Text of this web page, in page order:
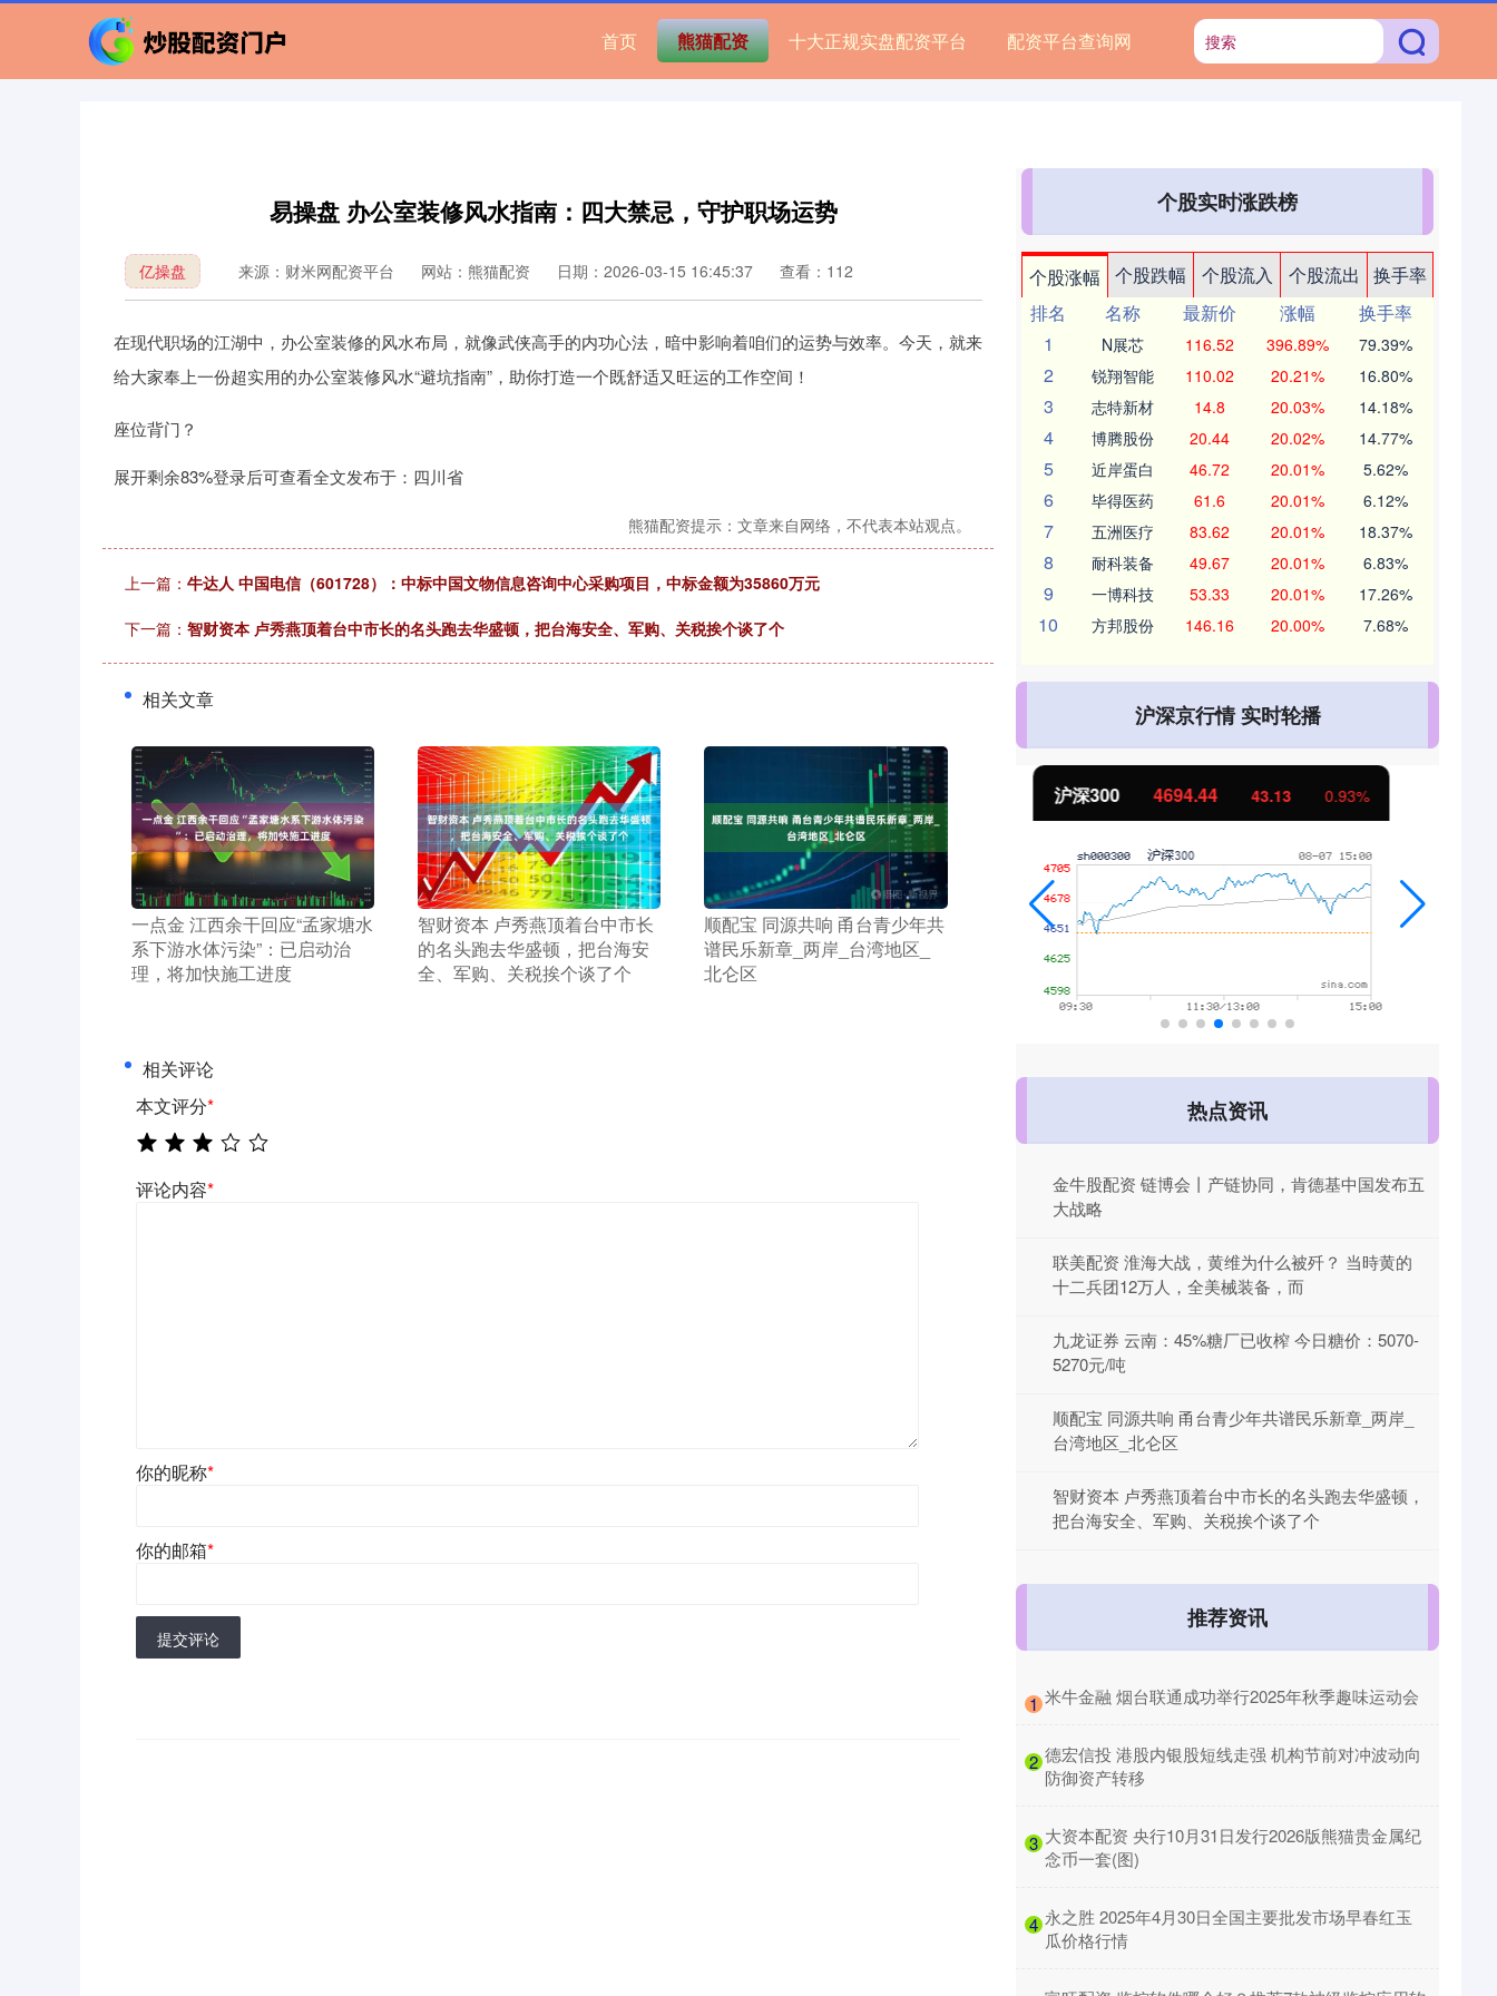
首页 熊猫配资 十大正规实盘配资平台 配资平台查询网
易操盘 办公室装修风水指南：四大禁忌，守护职场运势
亿操盘 来源：财米网配资平台 网站：熊猫配资 日期：2026-03-15 16:45:37 查看：112
在现代职场的江湖中，办公室装修的风水布局，就像武侠高手的内功心法，暗中影响着咱们的运势与效率。今天，就来
给大家奉上一份超实用的办公室装修风水“避坑指南”，助你打造一个既舒适又旺运的工作空间！
座位背门？
展开剩余83%登录后可查看全文发布于：四川省
熊猫配资提示：文章来自网络，不代表本站观点。
上一篇： 牛达人 中国电信（601728）：中标中国文物信息咨询中心采购项目，中标金额为35860万元
下一篇： 智财资本 卢秀燕顶着台中市长的名头跑去华盛顿，把台海安全、军购、关税挨个谈了个
相关文章
​一点金 江西余干回应“孟家塘水
系下游水体污染”：已启动治
理，将加快施工进度
​智财资本 卢秀燕顶着台中市长
的名头跑去华盛顿，把台海安
全、军购、关税挨个谈了个
​顺配宝 同源共响 甬台青少年共
谱民乐新章_两岸_台湾地区_
北仑区
相关评论
本文评分*
评论内容*
你的昵称*
你的邮箱*
提交评论
个股实时涨跌榜
个股涨幅 个股跌幅 个股流入 个股流出
换手率
排名
名称 最新价 涨幅
换手率
1
N展芯 116.52 396.89% 79.39%
2 锐翔智能 110.02 20.21% 16.80%
3 志特新材 14.8 20.03% 14.18%
4 博腾股份 20.44 20.02% 14.77%
5 近岸蛋白 46.72 20.01% 5.62%
6 毕得医药 61.6 20.01% 6.12%
7 五洲医疗 83.62 20.01% 18.37%
8 耐科装备 49.67 20.01% 6.83%
9 一博科技 53.33 20.01% 17.26%
10 方邦股份 146.16 20.00% 7.68%
沪深京行情 实时轮播
深证成指 14311.01 200.89 1.42% 沪深300 43.13 0.93% 北证50 1134.24 11.37 1.01%
热点资讯
金牛股配资 链博会丨产链协同，肯德基中国发布五
大战略
联美配资 淮海大战，黄维为什么被歼？ 当時黄的
十二兵团12万人，全美械装备，而
九龙证券 云南：45%糖厂已收榨 今日糖价：5070-
5270元/吨
顺配宝 同源共响 甬台青少年共谱民乐新章_两岸_
台湾地区_北仑区
智财资本 卢秀燕顶着台中市长的名头跑去华盛顿，
把台海安全、军购、关税挨个谈了个
推荐资讯
1 ​米牛金融 烟台联通成功举行2025年秋季趣味运动会
2 ​德宏信投 港股内银股短线走强 机构节前对冲波动向
防御资产转移
3 ​大资本配资 央行10月31日发行2026版熊猫贵金属纪
念币一套(图)
4 ​永之胜 2025年4月30日全国主要批发市场早春红玉
瓜价格行情